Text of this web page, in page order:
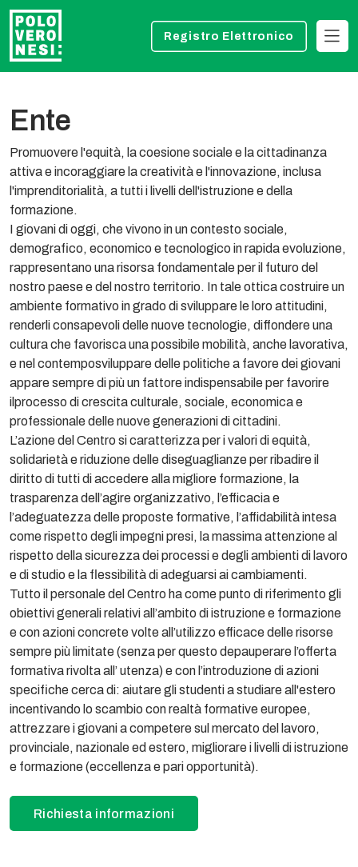
Registro Elettronico
Ente
Promuovere l'equità, la coesione sociale e la cittadinanza
attiva e incoraggiare la creatività e l'innovazione, inclusa
l'imprenditorialità, a tutti i livelli dell'istruzione e della
formazione.
I giovani di oggi, che vivono in un contesto sociale,
demografico, economico e tecnologico in rapida evoluzione,
rappresentano una risorsa fondamentale per il futuro del
nostro paese e del nostro territorio. In tale ottica costruire un
ambiente formativo in grado di sviluppare le loro attitudini,
renderli consapevoli delle nuove tecnologie, diffondere una
cultura che favorisca una possibile mobilità, anche lavorativa,
e nel contemposviluppare delle politiche a favore dei giovani
appare sempre di più un fattore indispensabile per favorire
ilprocesso di crescita culturale, sociale, economica e
professionale delle nuove generazioni di cittadini.
L’azione del Centro si caratterizza per i valori di equità,
solidarietà e riduzione delle diseguaglianze per ribadire il
diritto di tutti di accedere alla migliore formazione, la
trasparenza dell’agire organizzativo, l’efficacia e
l’adeguatezza delle proposte formative, l’affidabilità intesa
come rispetto degli impegni presi, la massima attenzione al
rispetto della sicurezza dei processi e degli ambienti di lavoro
e di studio e la flessibilità di adeguarsi ai cambiamenti.
Tutto il personale del Centro ha come punto di riferimento gli
obiettivi generali relativi all’ambito di istruzione e formazione
e con azioni concrete volte all’utilizzo efficace delle risorse
sempre più limitate (senza per questo depauperare l’offerta
formativa rivolta all’ utenza) e con l’introduzione di azioni
specifiche cerca di: aiutare gli studenti a studiare all'estero
incentivando lo scambio con realtà formative europee,
attrezzare i giovani a competere sul mercato del lavoro,
provinciale, nazionale ed estero, migliorare i livelli di istruzione
e formazione (eccellenza e pari opportunità).
Richiesta informazioni